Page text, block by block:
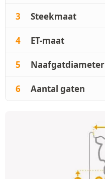
3 Steekmaat
4 ET-maat
5 Naafgatdiameter
6 Aantal gaten